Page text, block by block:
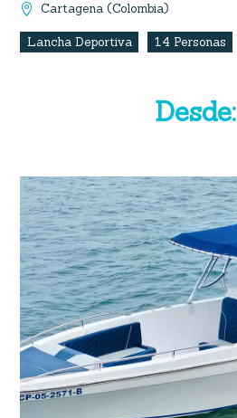
 Cartagena (Colombia)
Lancha Deportiva 14 Personas